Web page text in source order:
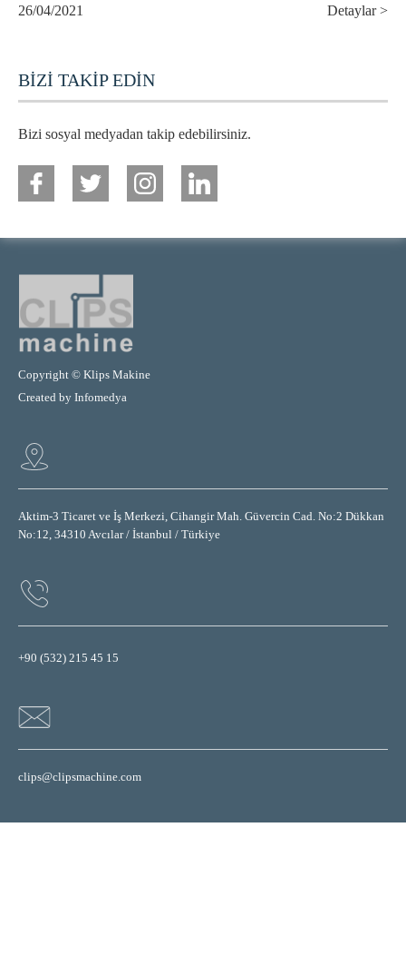
26/04/2021 Detaylar >
BİZİ TAKİP EDİN
Bizi sosyal medyadan takip edebilirsiniz.
Copyright © Klips Makine
Created by Infomedya
Aktim-3 Ticaret ve İş Merkezi, Cihangir Mah. Güvercin Cad. No:2 Dükkan
No:12, 34310 Avcılar / İstanbul / Türkiye
+90 (532) 215 45 15
clips@clipsmachine.com